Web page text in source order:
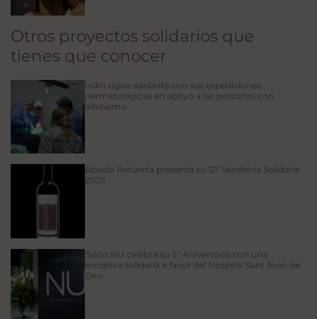
Otros proyectos solidarios que
tienes que conocer
Isdin sigue adelante con sus expediciones
dermatológicas en apoyo a las personas con
albinismo
Abadía Retuerta presenta su 12ª Vendimia Solidaria
2025
Salón NU celebra su 5º Aniversario con una
iniciativa solidaria a favor del Hospital Sant Joan de
Deu